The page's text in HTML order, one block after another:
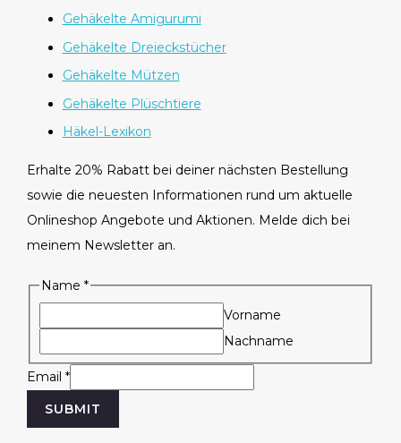
Gehäkelte Amigurumi
Gehäkelte Dreieckstücher
Gehäkelte Mützen
Gehäkelte Plüschtiere
Häkel-Lexikon
Erhalte 20% Rabatt bei deiner nächsten Bestellung
sowie die neuesten Informationen rund um aktuelle
Onlineshop Angebote und Aktionen. Melde dich bei
meinem Newsletter an.
E
i
l
Name*
Vorname
Nachname
Email *
SUBMIT